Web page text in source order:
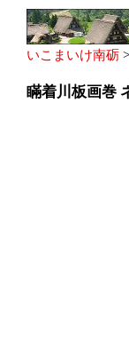
いこまいけ南砺 >
瞞着川板画巻